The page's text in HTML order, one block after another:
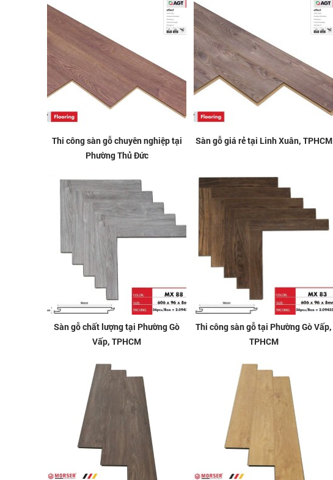
Thi công sàn gỗ chuyên nghiệp tại
Phường Thủ Đức
Sàn gỗ giá rẻ tại Linh Xuân, TPHCM
Sàn gỗ chất lượng tại Phường Gò
Vấp, TPHCM
Thi công sàn gỗ tại Phường Gò Vấp,
TPHCM